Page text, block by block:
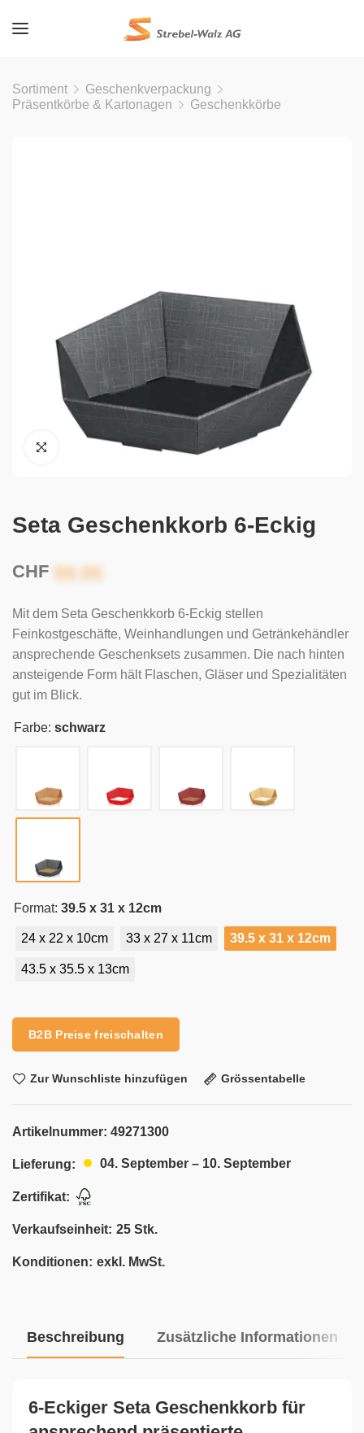
Sortiment
Geschenkverpackung
Präsentkörbe & Kartonagen
Geschenkkörbe
Seta Geschenkkorb 6-Eckig
CHF
Mit dem Seta Geschenkkorb 6-Eckig stellen
Feinkostgeschäfte, Weinhandlungen und Getränkehändler
ansprechende Geschenksets zusammen. Die nach hinten
ansteigende Form hält Flaschen, Gläser und Spezialitäten
gut im Blick.
Farbe: schwarz
Format: 39.5 x 31 x 12cm
24 x 22 x 10cm 33 x 27 x 11cm 39.5 x 31 x 12cm
43.5 x 35.5 x 13cm
B2B Preise freischalten
Zur Wunschliste hinzufügen Grössentabelle
Artikelnummer: 49271300
Lieferung: 04. September – 10. September
Zertifikat:
Verkaufseinheit: 25 Stk.
Konditionen: exkl. MwSt.
Beschreibung Zusätzliche Informationen
6-Eckiger Seta Geschenkkorb für